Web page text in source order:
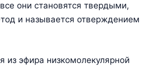
они становятся твердыми,
и называется отверждением
из эфира низкомолекулярной